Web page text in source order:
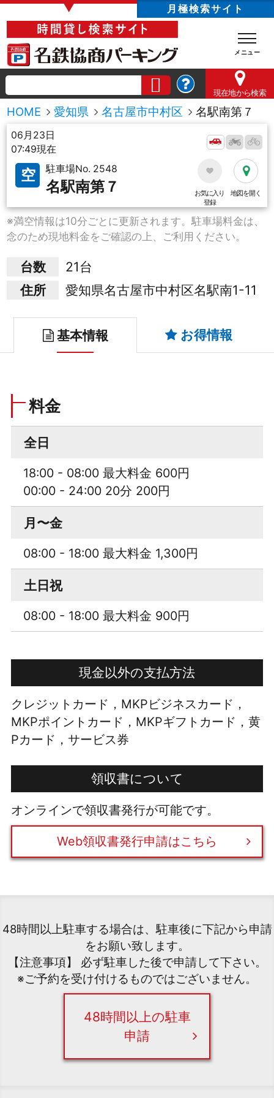
▼ 月極検索サイト
現在地から検索
HOME 愛知県 名古屋市中村区 名駅南第７
06月23日
07:49現在
空 駐車場No. 2548
名駅南第７
お気に入り
登録
地図を開く
※満空情報は10分ごとに更新されます。駐車場料金は、
念のため現地料金をご確認の上、ご利用ください。
台数
21台
住所
愛知県名古屋市中村区名駅南1-11
基本情報 お得情報
料金
全日
18:00 - 08:00 最大料金 600円
00:00 - 24:00 20分 200円
月〜金
08:00 - 18:00 最大料金 1,300円
土日祝
08:00 - 18:00 最大料金 900円
現金以外の支払方法
クレジットカード，MKPビジネスカード，
MKPポイントカード，MKPギフトカード，黄
Pカード，サービス券
領収書について
オンラインで領収書発行が可能です。
Web領収書発行申請はこちら
48時間以上駐車する場合は、駐車後に下記から申請
をお願い致します。
【注意事項】 必ず駐車した後で申請して下さい。
※ご予約を受け付けるものではございません。
48時間以上の駐車
申請